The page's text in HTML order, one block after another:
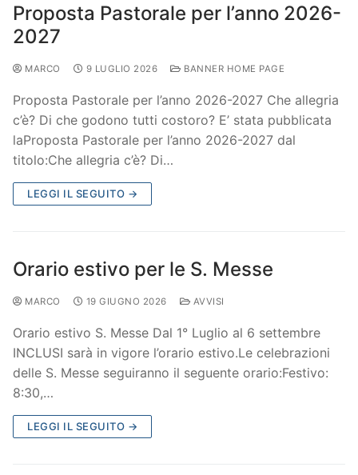
Proposta Pastorale per l’anno 2026-
2027
MARCO 9 LUGLIO 2026 BANNER HOME PAGE
Proposta Pastorale per l’anno 2026-2027 Che allegria
c’è? Di che godono tutti costoro? E’ stata pubblicata
laProposta Pastorale per l’anno 2026-2027 dal
titolo:Che allegria c’è? Di…
LEGGI IL SEGUITO →
Orario estivo per le S. Messe
MARCO 19 GIUGNO 2026 AVVISI
Orario estivo S. Messe Dal 1° Luglio al 6 settembre
INCLUSI sarà in vigore l’orario estivo.Le celebrazioni
delle S. Messe seguiranno il seguente orario:Festivo:
8:30,…
LEGGI IL SEGUITO →